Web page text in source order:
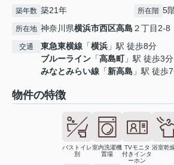
築年数 築21年 所在階 5
所在地 神奈川県横浜市西区高島 ２丁目2-8
交通 東急東横線 「横浜 」駅 徒歩8分
ブルーライン 「高島町」駅 徒歩3分
みなとみらい線 「新高島 」駅 徒歩
物件の特徴
バストイレ
別
室内洗濯機
置場
TVモニタ
付きインタ
ーホン
浴室乾